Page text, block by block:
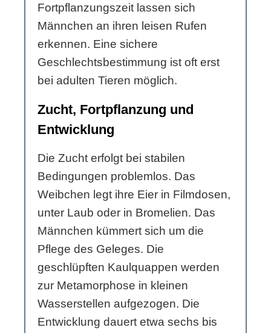
Fortpflanzungszeit lassen sich
Männchen an ihren leisen Rufen
erkennen. Eine sichere
Geschlechtsbestimmung ist oft erst
bei adulten Tieren möglich.
Zucht, Fortpflanzung und
Entwicklung
Die Zucht erfolgt bei stabilen
Bedingungen problemlos. Das
Weibchen legt ihre Eier in Filmdosen,
unter Laub oder in Bromelien. Das
Männchen kümmert sich um die
Pflege des Geleges. Die
geschlüpften Kaulquappen werden
zur Metamorphose in kleinen
Wasserstellen aufgezogen. Die
Entwicklung dauert etwa sechs bis